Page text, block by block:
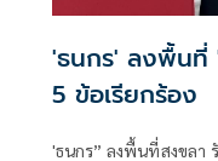
'ธนกร' ลงพื้นที่ '
5 ข้อเรียกร้อง
'ธนกร” ลงพื้นที่สงขลา